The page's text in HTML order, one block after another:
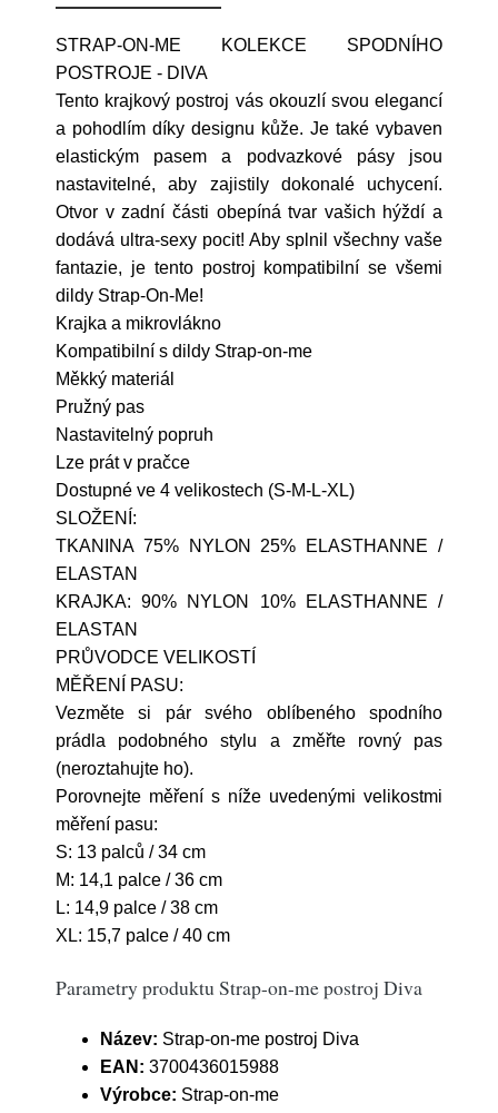
STRAP-ON-ME KOLEKCE SPODNÍHO
POSTROJE - DIVA
Tento krajkový postroj vás okouzlí svou elegancí
a pohodlím díky designu kůže. Je také vybaven
elastickým pasem a podvazkové pásy jsou
nastavitelné, aby zajistily dokonalé uchycení.
Otvor v zadní části obepíná tvar vašich hýždí a
dodává ultra-sexy pocit! Aby splnil všechny vaše
fantazie, je tento postroj kompatibilní se všemi
dildy Strap-On-Me!
Krajka a mikrovlákno
Kompatibilní s dildy Strap-on-me
Měkký materiál
Pružný pas
Nastavitelný popruh
Lze prát v pračce
Dostupné ve 4 velikostech (S-M-L-XL)
SLOŽENÍ:
TKANINA 75% NYLON 25% ELASTHANNE /
ELASTAN
KRAJKA: 90% NYLON 10% ELASTHANNE /
ELASTAN
PRŮVODCE VELIKOSTÍ
MĚŘENÍ PASU:
Vezměte si pár svého oblíbeného spodního
prádla podobného stylu a změřte rovný pas
(neroztahujte ho).
Porovnejte měření s níže uvedenými velikostmi
měření pasu:
S: 13 palců / 34 cm
M: 14,1 palce / 36 cm
L: 14,9 palce / 38 cm
XL: 15,7 palce / 40 cm
Parametry produktu Strap-on-me postroj Diva
Název: Strap-on-me postroj Diva
EAN: 3700436015988
Výrobce: Strap-on-me